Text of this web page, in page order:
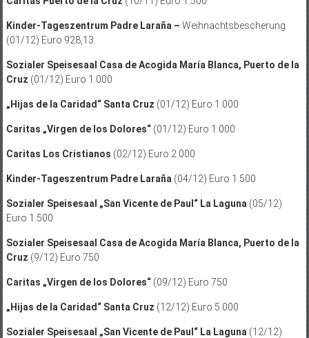
Kinder-Tageszentrum Padre Laraña – Weihnachtsbescherung
(01/12) Euro 928,13
Sozialer Speisesaal Casa de Acogida María Blanca, Puerto de la
Cruz (01/12) Euro 1.000
„Hijas de la Caridad“ Santa Cruz (01/12) Euro 1.000
Caritas „Virgen de los Dolores“(01/12) Euro 1.000
Caritas Los Cristianos (02/12) Euro 2.000
Kinder-Tageszentrum Padre Laraña (04/12) Euro 1.500
Sozialer Speisesaal „San Vicente de Paul“ La Laguna (05/12)
Euro 1.500
Sozialer Speisesaal Casa de Acogida María Blanca, Puerto de la
Cruz (9/12) Euro 750
Caritas „Virgen de los Dolores“(09/12) Euro 750
„Hijas de la Caridad“ Santa Cruz (12/12) Euro 5.000
Sozialer Speisesaal „San Vicente de Paul“ La Laguna (12/12)